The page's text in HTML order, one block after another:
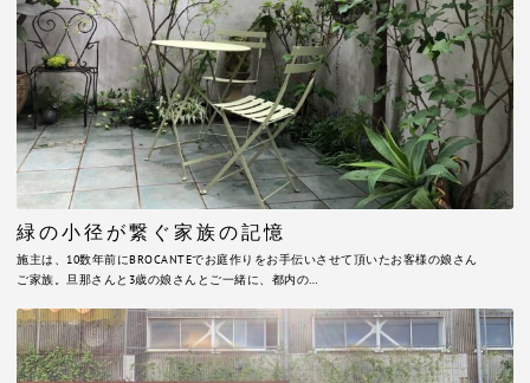
緑の小径が繋ぐ家族の記憶
施主は、10数年前にBROCANTEでお庭作りをお手伝いさせて頂いたお客様の娘さん
ご家族。旦那さんと3歳の娘さんとご一緒に、都内の…